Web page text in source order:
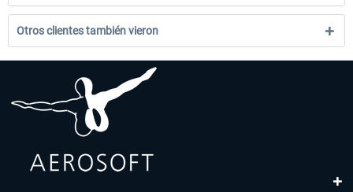
Otros clientes también vieron